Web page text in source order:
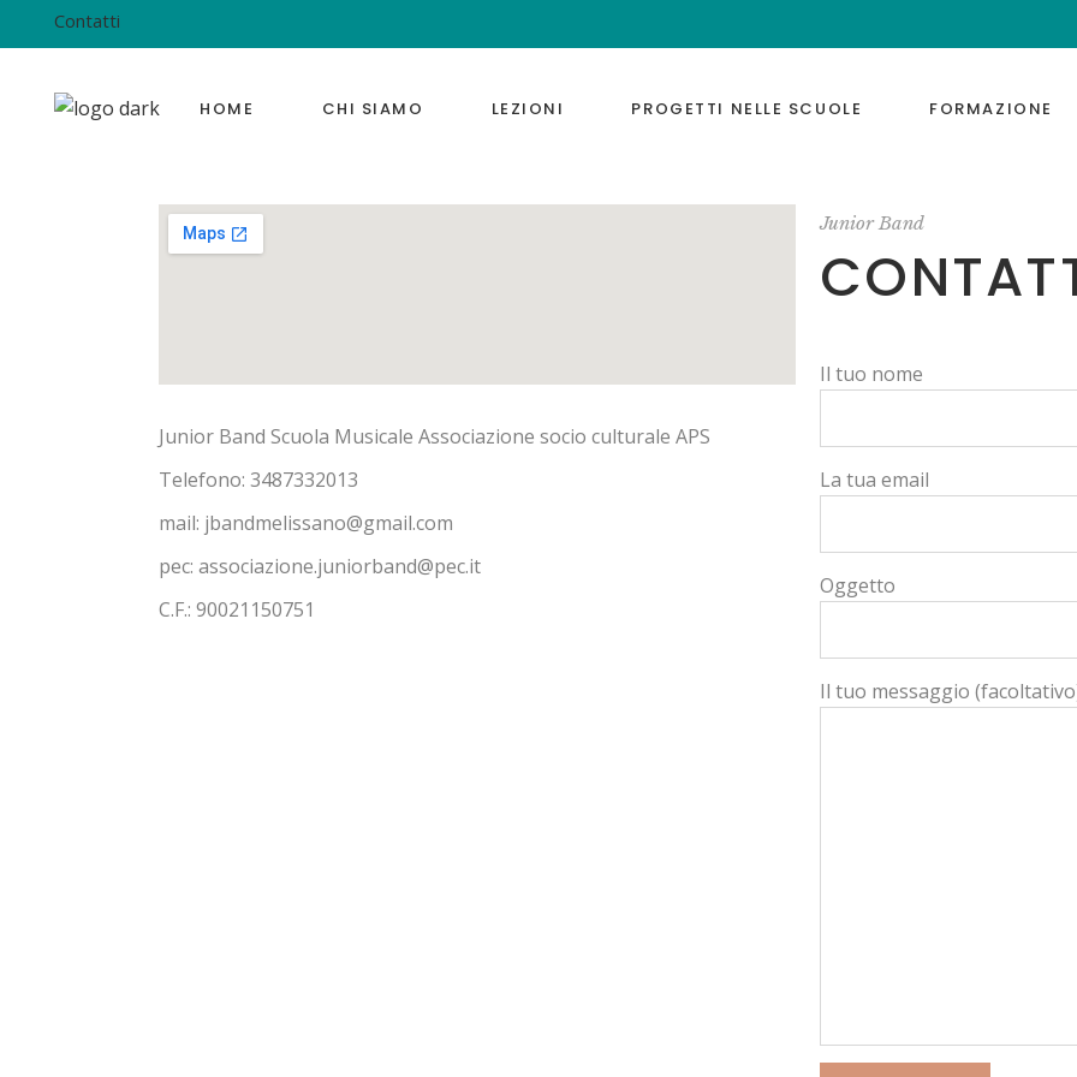
Contatti
HOME CHI SIAMO LEZIONI PROGETTI NELLE SCUOLE FORMAZIONE
Junior Band Scuola Musicale Associazione socio culturale APS
Telefono: 3487332013
mail: jbandmelissano@gmail.com
pec: associazione.juniorband@pec.it
C.F.: 90021150751
Junior Band
Il tuo nome
La tua email
Oggetto
Il tuo messaggio